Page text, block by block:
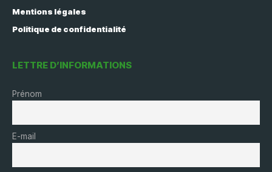
Mentions légales
Politique de confidentialité
LETTRE D’INFORMATIONS
Prénom
E-mail